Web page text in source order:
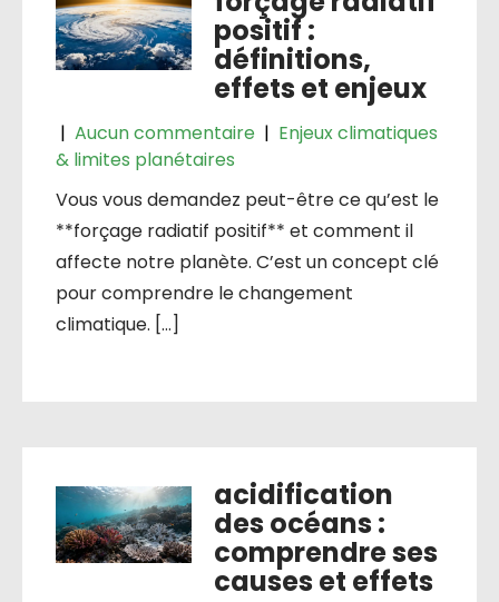
positif :
définitions,
effets et enjeux
| Aucun commentaire | Enjeux climatiques
& limites planétaires
Vous vous demandez peut-être ce qu’est le
**forçage radiatif positif** et comment il
affecte notre planète. C’est un concept clé
pour comprendre le changement
climatique. […]
acidification
des océans :
comprendre ses
causes et effets